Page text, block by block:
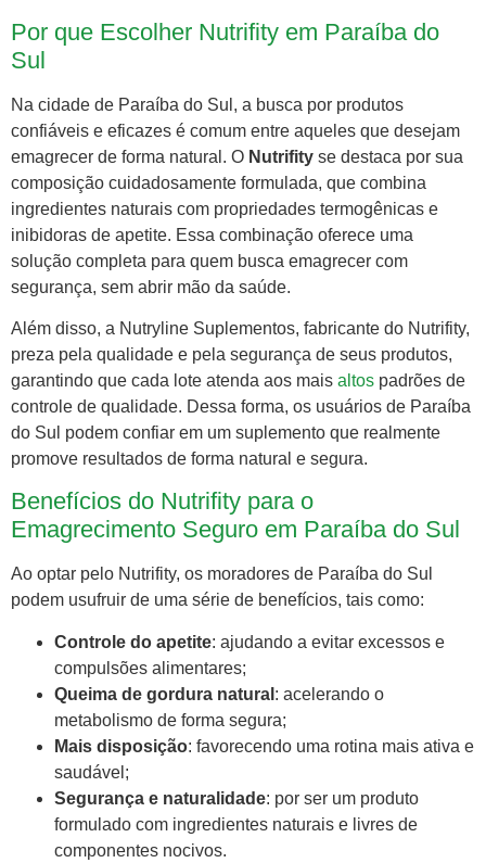
Por que Escolher Nutrifity em Paraíba do
Sul
Na cidade de Paraíba do Sul, a busca por produtos
confiáveis e eficazes é comum entre aqueles que desejam
emagrecer de forma natural. O Nutrifity se destaca por sua
composição cuidadosamente formulada, que combina
ingredientes naturais com propriedades termogênicas e
inibidoras de apetite. Essa combinação oferece uma
solução completa para quem busca emagrecer com
segurança, sem abrir mão da saúde.
Além disso, a Nutryline Suplementos, fabricante do Nutrifity,
preza pela qualidade e pela segurança de seus produtos,
garantindo que cada lote atenda aos mais altos padrões de
controle de qualidade. Dessa forma, os usuários de Paraíba
do Sul podem confiar em um suplemento que realmente
promove resultados de forma natural e segura.
Benefícios do Nutrifity para o
Emagrecimento Seguro em Paraíba do Sul
Ao optar pelo Nutrifity, os moradores de Paraíba do Sul
podem usufruir de uma série de benefícios, tais como:
Controle do apetite: ajudando a evitar excessos e
compulsões alimentares;
Queima de gordura natural : acelerando o
metabolismo de forma segura;
Mais disposição: favorecendo uma rotina mais ativa e
saudável;
Segurança e naturalidade: por ser um produto
formulado com ingredientes naturais e livres de
componentes nocivos.